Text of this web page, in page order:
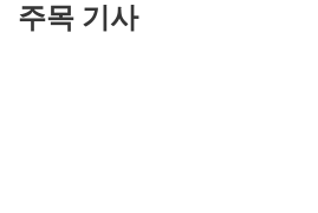
주목 기사